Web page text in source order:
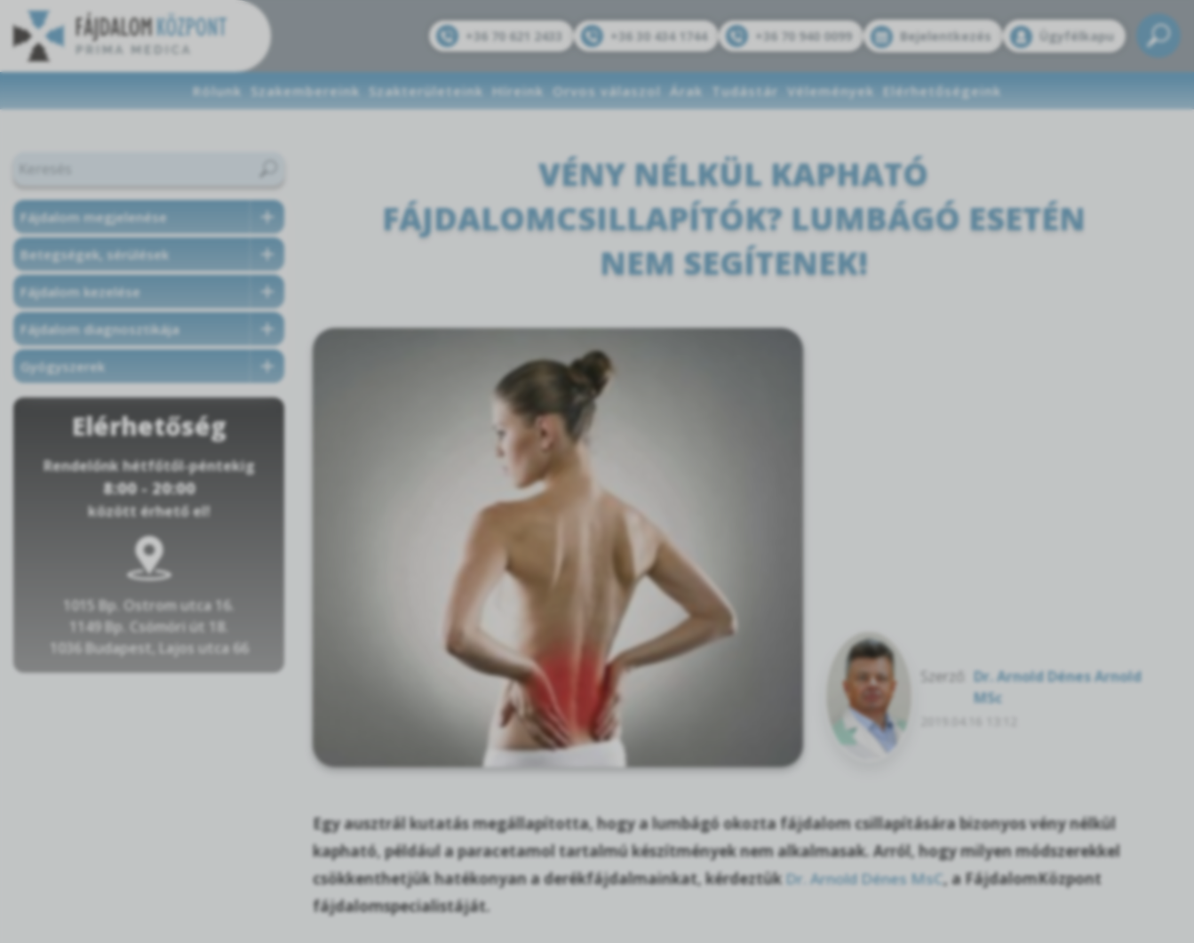
+36 70 621 2433 +36 30 434 1744 +36 70 940 0099 Bejelentkezés Ügyfélkapu
Rólunk Szakembereink Szakterületeink Híreink Orvos válaszol Árak Tudástár Vélemények Elérhetőségeink
Fájdalom megjelenése
Betegségek, sérülések
Fájdalom kezelése
Fájdalom diagnosztikája
Gyógyszerek
Elérhetőség
Rendelőnk hétfőtől-péntekig
8:00 - 20:00
között érhető el!
1015 Bp. Ostrom utca 16.
1149 Bp. Csömöri út 18.
1036 Budapest, Lajos utca 66
VÉNY NÉLKÜL KAPHATÓ
FÁJDALOMCSILLAPÍTÓK? LUMBÁGÓ ESETÉN
NEM SEGÍTENEK!
Szerző:
Dr. Arnold Dénes Arnold
MSc
Egy ausztrál kutatás megállapította, hogy a lumbágó okozta fájdalom csillapítására bizonyos vény nélkül
kapható, például a paracetamol tartalmú készítmények nem alkalmasak. Arról, hogy milyen módszerekkel
csökkenthetjük hatékonyan a derékfájdalmainkat, kérdeztük Dr. Arnold Dénes MsC, a FájdalomKözpont
fájdalomspecialistáját.